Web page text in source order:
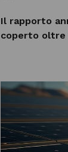
Il rapporto
coperto oltre